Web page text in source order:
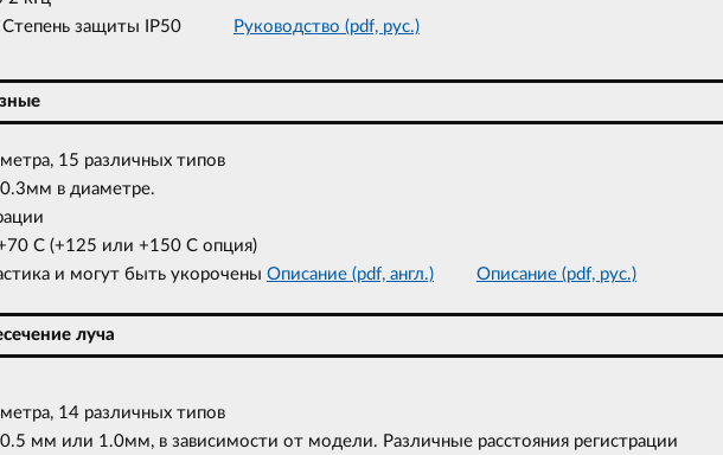
Степень защиты IP50
Руководство (pdf, рус.)
15 различных типов
в диаметре.
C (+125 или +150 C опция)
и могут быть укорочены Описание (pdf, англ.) Описание (pdf, рус.)
луча
14 различных типов
мм или 1.0мм, в зависимости от модели. Различные расстояния регистрации